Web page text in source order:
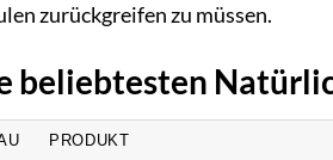
zurückgreifen zu müssen.
beliebtesten
PRODUKT